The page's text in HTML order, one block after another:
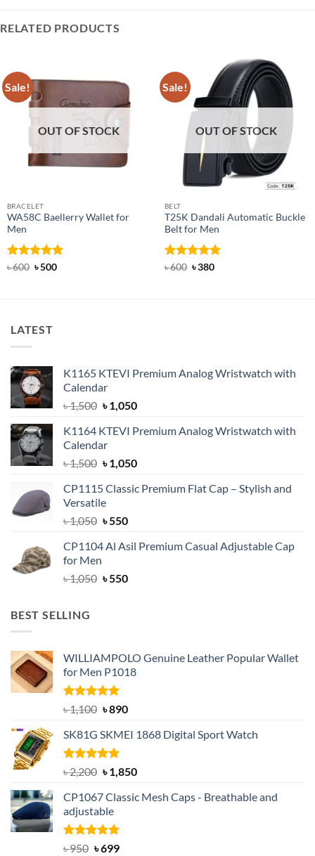
RELATED PRODUCTS
Sale!
OUT OF STOCK
BRACELET
WA58C Baellerry Wallet for
Men
Rated4.83
৳600 Original
৳500Current
Sale!
OUT OF STOCK
BELT
T25K Dandali Automatic Buckle
Belt for Men
Rated5
৳600 Original
৳380Current
LATEST
K1165 KTEVI Premium Analog Wristwatch with
Calendar
৳1,500 Original
was:
৳ 1,500.
৳1,050Current
is:
K1164 KTEVI Premium Analog Wristwatch with
Calendar
৳1,500 Original
was:
৳ 1,500.
৳1,050Current
is:
CP1115 Classic Premium Flat Cap – Stylish and
Versatile
৳1,050 Original
was:
৳550Current
is:
CP1104 Al Asil Premium Casual Adjustable Cap
for Men
৳1,050 Original
৳550Current
BEST SELLING
WILLIAMPOLO Genuine Leather Popular Wallet
for Men P1018
Rated5.00
out of 5
৳1,100 Original
was:
৳ 1,100.
৳890Current
is:
SK81G SKMEI 1868 Digital Sport Watch
Rated5.00
out of 5
৳2,200 Original
was:
৳ 2,200.
৳1,850Current
is:
CP1067 Classic Mesh Caps - Breathable and
adjustable
Rated5.00
৳950 Original
৳699Current